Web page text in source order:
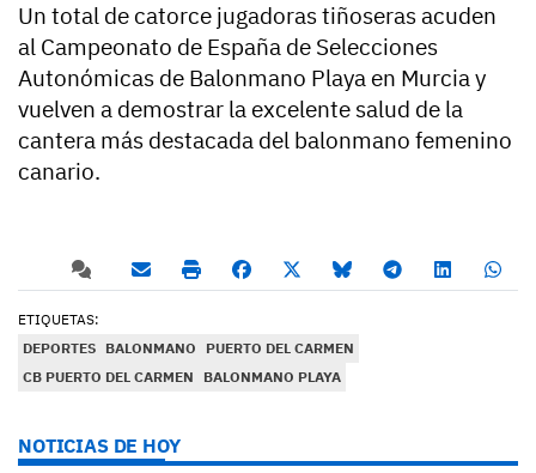
Un total de catorce jugadoras tiñoseras acuden
al Campeonato de España de Selecciones
Autonómicas de Balonmano Playa en Murcia y
vuelven a demostrar la excelente salud de la
cantera más destacada del balonmano femenino
canario.
ETIQUETAS:
DEPORTES BALONMANO
PUERTO DEL CARMEN
CB PUERTO DEL CARMEN
BALONMANO PLAYA
NOTICIAS DE HOY